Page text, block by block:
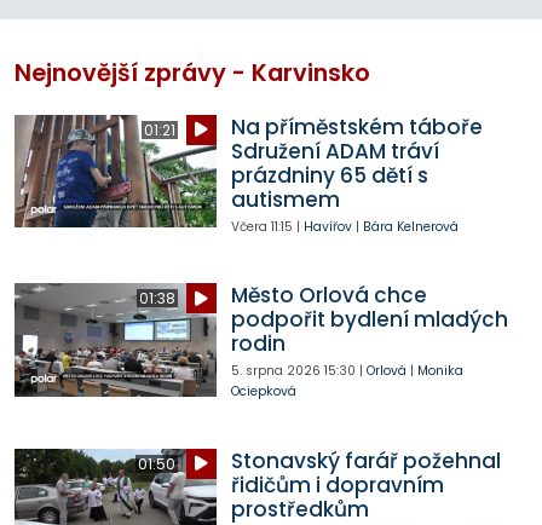
Nejnovější zprávy - Karvinsko
01:21
Na příměstském táboře
Sdružení ADAM tráví
prázdniny 65 dětí s
autismem
Včera 11:15 | Havířov| Bára Kelnerová
01:38
Město Orlová chce
podpořit bydlení mladých
rodin
5. srpna 2026 15:30 | Orlová | Monika
Ociepková
01:50
Stonavský farář požehnal
řidičům i dopravním
prostředkům